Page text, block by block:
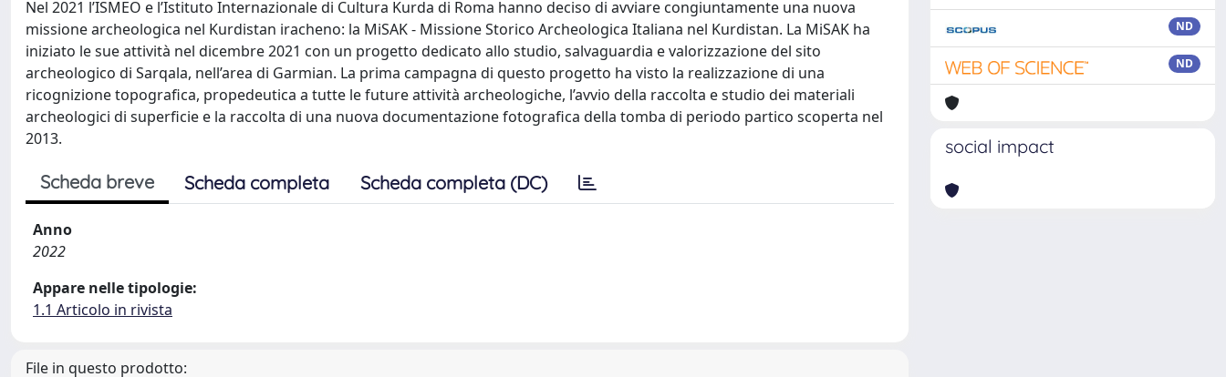
Nel 2021 l’ISMEO e l’Istituto Internazionale di Cultura Kurda di Roma hanno deciso di avviare congiuntamente una nuova
missione archeologica nel Kurdistan iracheno: la MiSAK - Missione Storico Archeologica Italiana nel Kurdistan. La MiSAK ha
iniziato le sue attività nel dicembre 2021 con un progetto dedicato allo studio, salvaguardia e valorizzazione del sito
archeologico di Sarqala, nell’area di Garmian. La prima campagna di questo progetto ha visto la realizzazione di una
ricognizione topografica, propedeutica a tutte le future attività archeologiche, l’avvio della raccolta e studio dei materiali
archeologici di superficie e la raccolta di una nuova documentazione fotografica della tomba di periodo partico scoperta nel
2013.
Scheda breve Scheda completa Scheda completa (DC)
Anno
2022
Appare nelle tipologie:
1.1 Articolo in rivista
File in questo prodotto:
ND
ND
social impact